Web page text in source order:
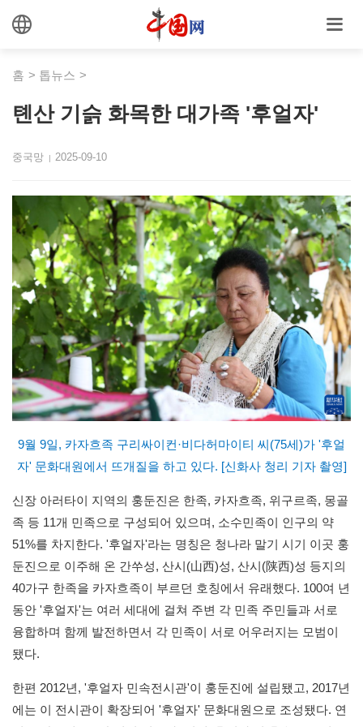
홈 > 톱뉴스 >
톈산 기슭 화목한 대가족 '후얼자'
중국망 | 2025-09-10
9월 9일, 카자흐족 구리싸이컨·비다허마이티 씨(75세)가 '후얼
자' 문화대원에서 뜨개질을 하고 있다. [신화사 청리 기자 촬영]
신장 아러타이 지역의 훙둔진은 한족, 카자흐족, 위구르족, 몽골
족 등 11개 민족으로 구성되어 있으며, 소수민족이 인구의 약
51%를 차지한다. '후얼자'라는 명칭은 청나라 말기 시기 이곳 훙
둔진으로 이주해 온 간쑤성, 산시(山西)성, 산시(陕西)성 등지의
40가구 한족을 카자흐족이 부르던 호칭에서 유래했다. 100여 년
동안 '후얼자'는 여러 세대에 걸쳐 주변 각 민족 주민들과 서로
융합하며 함께 발전하면서 각 민족이 서로 어우러지는 모범이
됐다.
한편 2012년, '후얼자 민속전시관'이 훙둔진에 설립됐고, 2017년
에는 이 전시관이 확장되어 '후얼자' 문화대원으로 조성됐다. 연